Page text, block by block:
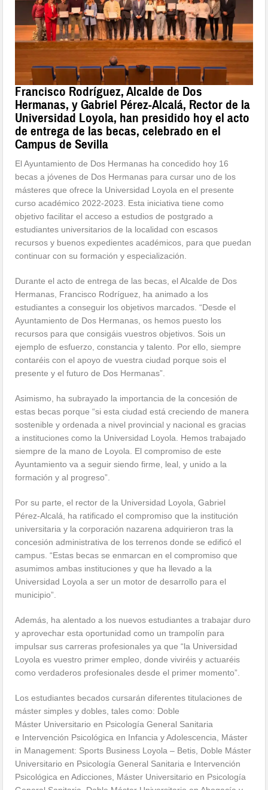
Francisco Rodríguez, Alcalde de Dos
Hermanas, y Gabriel Pérez-Alcalá, Rector de la
Universidad Loyola, han presidido hoy el acto
de entrega de las becas, celebrado en el
Campus de Sevilla
El Ayuntamiento de Dos Hermanas ha concedido hoy 16
becas a jóvenes de Dos Hermanas para cursar uno de los
másteres que ofrece la Universidad Loyola en el presente
curso académico 2022-2023. Esta iniciativa tiene como
objetivo facilitar el acceso a estudios de postgrado a
estudiantes universitarios de la localidad con escasos
recursos y buenos expedientes académicos, para que puedan
continuar con su formación y especialización.
Durante el acto de entrega de las becas, el Alcalde de Dos
Hermanas, Francisco Rodríguez, ha animado a los
estudiantes a conseguir los objetivos marcados. “Desde el
Ayuntamiento de Dos Hermanas, os hemos puesto los
recursos para que consigáis vuestros objetivos. Sois un
ejemplo de esfuerzo, constancia y talento. Por ello, siempre
contaréis con el apoyo de vuestra ciudad porque sois el
presente y el futuro de Dos Hermanas”.
Asimismo, ha subrayado la importancia de la concesión de
estas becas porque “si esta ciudad está creciendo de manera
sostenible y ordenada a nivel provincial y nacional es gracias
a instituciones como la Universidad Loyola. Hemos trabajado
siempre de la mano de Loyola. El compromiso de este
Ayuntamiento va a seguir siendo firme, leal, y unido a la
formación y al progreso”.
Por su parte, el rector de la Universidad Loyola, Gabriel
Pérez-Alcalá, ha ratificado el compromiso que la institución
universitaria y la corporación nazarena adquirieron tras la
concesión administrativa de los terrenos donde se edificó el
campus. “Estas becas se enmarcan en el compromiso que
asumimos ambas instituciones y que ha llevado a la
Universidad Loyola a ser un motor de desarrollo para el
municipio”.
Además, ha alentado a los nuevos estudiantes a trabajar duro
y aprovechar esta oportunidad como un trampolín para
impulsar sus carreras profesionales ya que “la Universidad
Loyola es vuestro primer empleo, donde viviréis y actuaréis
como verdaderos profesionales desde el primer momento”.
Los estudiantes becados cursarán diferentes titulaciones de
máster simples y dobles, tales como: Doble
Máster Universitario en Psicología General Sanitaria
e Intervención Psicológica en Infancia y Adolescencia, Máster
in Management: Sports Business Loyola – Betis, Doble Máster
Universitario en Psicología General Sanitaria e Intervención
Psicológica en Adicciones, Máster Universitario en Psicología